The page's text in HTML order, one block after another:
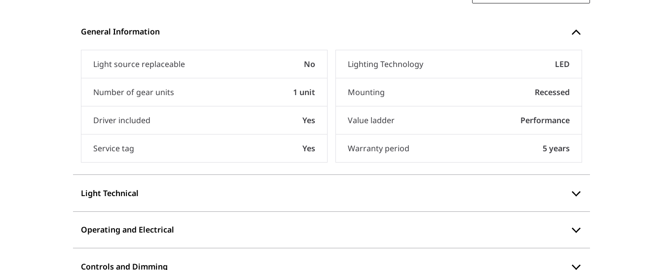
General Information
Light source replaceable No
Number of gear units 1 unit
Driver included Yes
Service tag Yes
Lighting Technology LED
Mounting Recessed
Value ladder Performance
Warranty period 5 years
Light Technical
Operating and Electrical
Controls and Dimming